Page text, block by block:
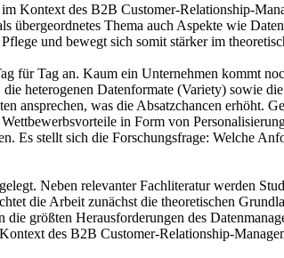
Kontext des B2B Customer-Relationship-
übergeordnetes Thema auch Aspekte wie
und bewegt sich somit stärker im
für Tag an. Kaum ein Unternehmen kommt
heterogenen Datenformate (Variety) sowie
ansprechen, was die Absatzchancen
in Form von
Es stellt sich die Forschungsfrage: Welche
Neben relevanter Fachliteratur werden
die Arbeit zunächst die theoretischen
größten Herausforderungen des
des B2B Customer-Relationship-